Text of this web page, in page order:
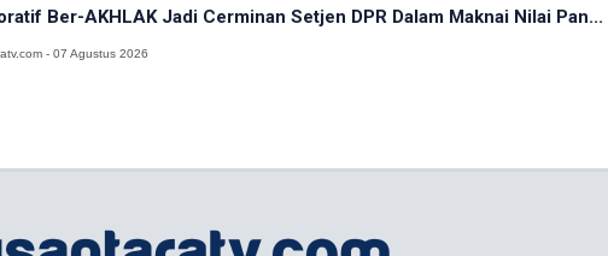
Ber-AKHLAK Jadi Cerminan Setjen DPR Dalam Maknai Nilai Pan...
- 07 Agustus 2026